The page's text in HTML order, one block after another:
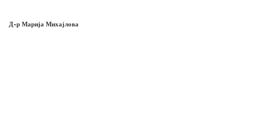
Д-р Марија Михајлова